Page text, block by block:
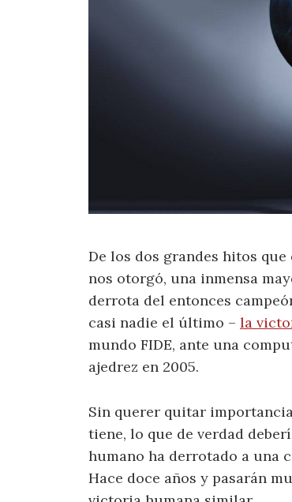
De los dos grandes hitos
nos otorgó, una inmensa
derrota del entonces
casi nadie el último – la
mundo FIDE, ante una
ajedrez en 2005.
Sin querer quitar
tiene, lo que de verdad
humano ha derrotado a una
Hace doce años y pasarán